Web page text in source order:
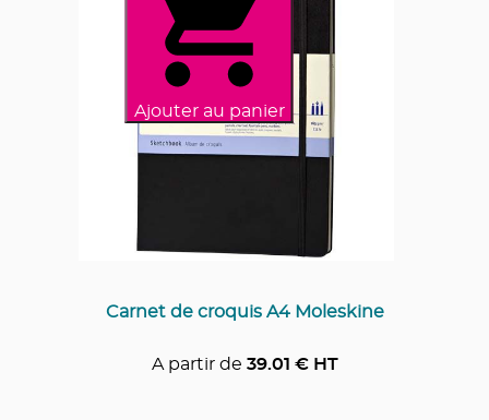
Ajouter au panier
Carnet de croquis A4 Moleskine
A partir de 39.01 € HT